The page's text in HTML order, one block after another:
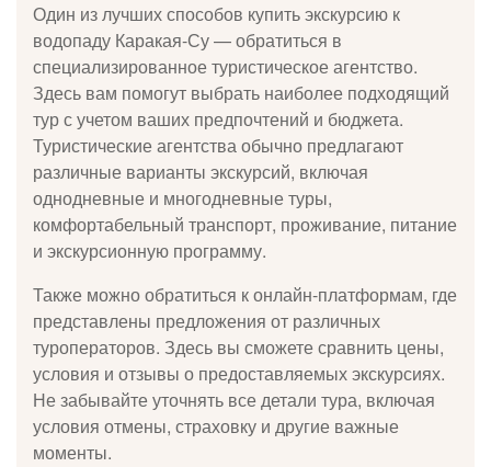
Один из лучших способов купить экскурсию к
водопаду Каракая-Су — обратиться в
специализированное туристическое агентство.
Здесь вам помогут выбрать наиболее подходящий
тур с учетом ваших предпочтений и бюджета.
Туристические агентства обычно предлагают
различные варианты экскурсий, включая
однодневные и многодневные туры,
комфортабельный транспорт, проживание, питание
и экскурсионную программу.
Также можно обратиться к онлайн-платформам, где
представлены предложения от различных
туроператоров. Здесь вы сможете сравнить цены,
условия и отзывы о предоставляемых экскурсиях.
Не забывайте уточнять все детали тура, включая
условия отмены, страховку и другие важные
моменты.